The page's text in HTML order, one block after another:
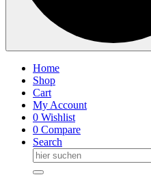
Home
Shop
Cart
My Account
0 Wishlist
0 Compare
Search
Suche
nach: